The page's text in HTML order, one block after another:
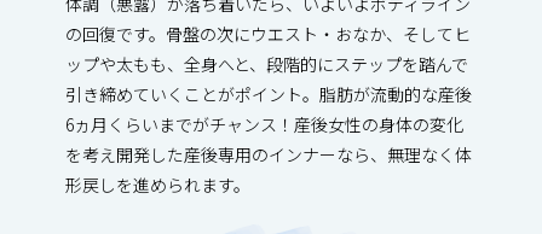
の回復です。骨盤の次にウエスト・おなか、そしてヒ
ップや太もも、全身へと、段階的にステップを踏んで
引き締めていくことがポイント。脂肪が流動的な産後
6ヵ月くらいまでがチャンス！産後女性の身体の変化
を考え開発した産後専用のインナーなら、無理なく体
形戻しを進められます。